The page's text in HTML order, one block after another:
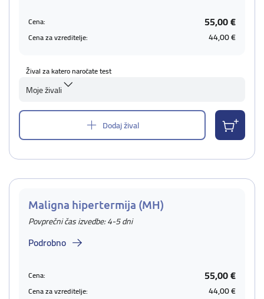
Cena: 55,00 €
Cena za vzreditelje: 44,00 €
Žival za katero naročate test
Moje živali
Dodaj žival
Maligna hipertermija (MH)
Povprečni čas izvedbe: 4-5 dni
Podrobno
Cena: 55,00 €
Cena za vzreditelje: 44,00 €